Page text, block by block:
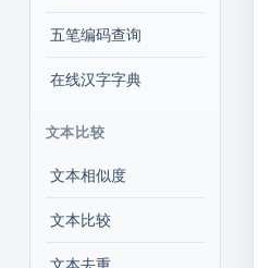
五笔编码查询
在线汉字字典
文本比较
文本相似度
文本比较